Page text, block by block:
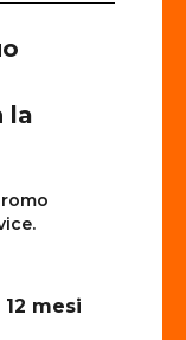
la
mesi